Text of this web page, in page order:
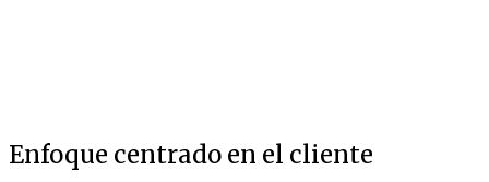
Enfoque centrado en el cliente